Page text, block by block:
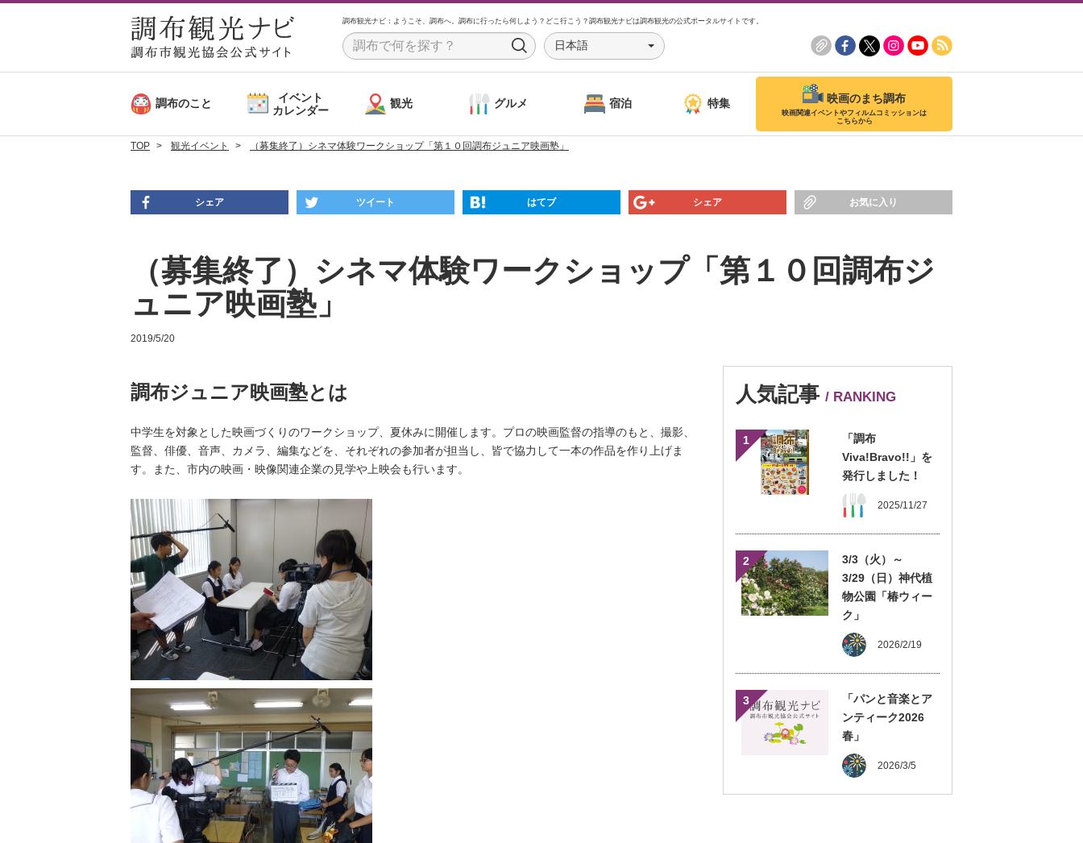
調布観光ナビ：ようこそ、調布へ。調布に行ったら何しよう？どこ行こう？調布観光ナビは調布観光の公式ポータルサイトです。
S
c
h
日本語
調布のこと
イベント
カレンダー
観光 グルメ 宿泊 特集 映画のまち調布
映画関連イベントやフィルムコミッションは
こちらから
TOP 観光イベント （募集終了）シネマ体験ワークショップ「第１０回調布ジュニア映画塾」
シェア ツイート はてブ シェア お気に入り
（募集終了）シネマ体験ワークショップ「第１０回調布ジ
ュニア映画塾」
2019/5/20
調布ジュニア映画塾とは
中学生を対象とした映画づくりのワークショップ、夏休みに開催します。プロの映画監督の指導のもと、撮影、
監督、俳優、音声、カメラ、編集などを、それぞれの参加者が担当し、皆で協力して一本の作品を作り上げま
す。
また、市内の映画・映像関連企業の見学や上映会も行います。
人気記事 / RANKING
1
「調布
Viva!Bravo!!」を
発行しました！
2025/11/27
2
3/3（火）～
3/29（日）神代植
物公園「椿ウィー
ク」
2026/2/19
3
「パンと音楽とア
ンティーク2026
春」
2026/3/5